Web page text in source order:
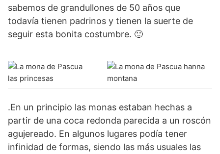
sabemos de grandullones de 50 años que
todavía tienen padrinos y tienen la suerte de
seguir esta bonita costumbre. 🙂
.En un principio las monas estaban hechas a
partir de una coca redonda parecida a un roscón
agujereado. En algunos lugares podía tener
infinidad de formas, siendo las más usuales las